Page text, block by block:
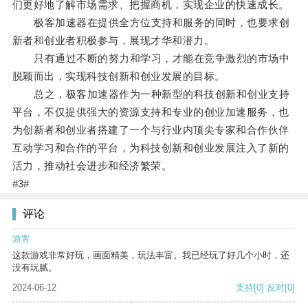
们更好地了解市场需求、把握商机，实现企业的快速成长。
极客加速器在提供全方位支持和服务的同时，也要求创
新者和创业者积极参与，展现才华和潜力。
只有通过不断的努力和学习，才能在竞争激烈的市场中
脱颖而出，实现科技创新和创业发展的目标。
总之，极客加速器作为一种新型的科技创新和创业支持
平台，不仅提供强大的资源支持和专业的创业加速服务，也
为创新者和创业者搭建了一个与行业内顶尖专家和合作伙伴
互动学习和合作的平台，为科技创新和创业发展注入了新的
活力，推动社会进步和经济繁荣。
#3#
评论
游客
这款游戏非常好玩，画面精美，玩法丰富。我已经玩了好几个小时，还
没有玩腻。
2024-06-12
支持[0] 反对[0]